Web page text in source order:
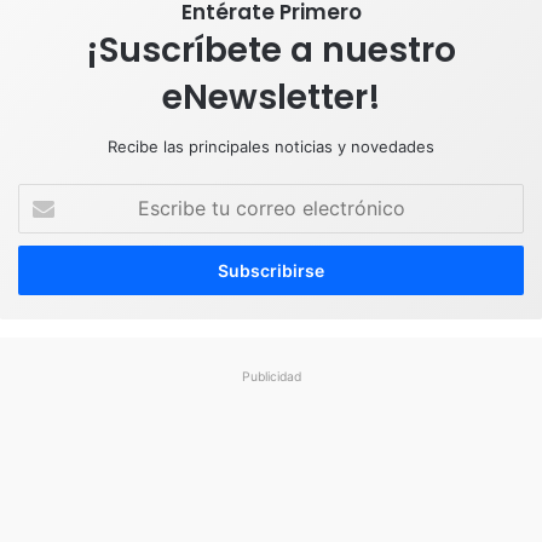
Entérate Primero
¡Suscríbete a nuestro
eNewsletter!
Recibe las principales noticias y novedades
c
i
Publicidad